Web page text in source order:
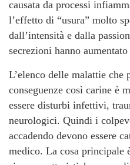
causata da processi
l’effetto di “usura” molto
dall’intensità e dalla
secrezioni hanno
L’elenco delle malattie che
conseguenze così carine è
essere disturbi infettivi,
neurologici. Quindi i
accadendo devono essere
medico. La cosa principale